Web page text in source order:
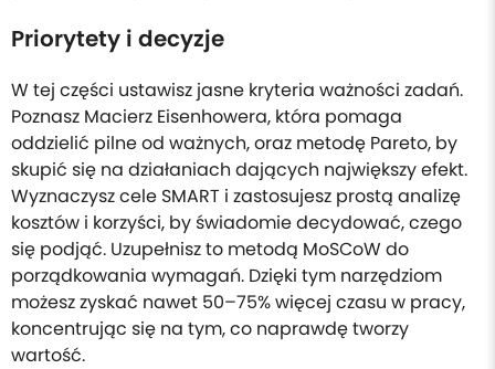
Priorytety i decyzje
W tej części ustawisz jasne kryteria ważności zadań.
Poznasz Macierz Eisenhowera, która pomaga
oddzielić pilne od ważnych, oraz metodę Pareto, by
skupić się na działaniach dających największy efekt.
Wyznaczysz cele SMART i zastosujesz prostą analizę
kosztów i korzyści, by świadomie decydować, czego
się podjąć. Uzupełnisz to metodą MoSCoW do
porządkowania wymagań. Dzięki tym narzędziom
możesz zyskać nawet 50–75% więcej czasu w pracy,
koncentrując się na tym, co naprawdę tworzy
wartość.